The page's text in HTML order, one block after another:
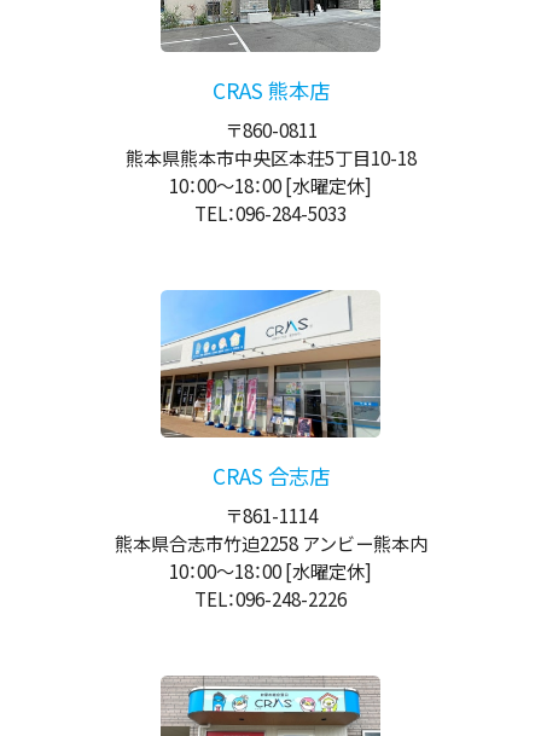
CRAS 熊本店
〒860-0811
熊本県熊本市中央区本荘5丁目10-18
10：00～18：00[水曜定休]
TEL：096-284-5033
CRAS 合志店
〒861-1114
熊本県合志市竹迫2258 アンビー熊本内
10：00～18：00[水曜定休]
TEL：096-248-2226